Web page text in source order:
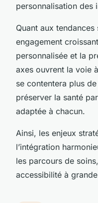
personnalisation des
Quant aux
engagement
personnalisée et la
axes ouvrent la voie
se contentera plus
préserver la santé
adaptée à chacun.
Ainsi, les enjeux
l’intégration
les parcours de
accessibilité à